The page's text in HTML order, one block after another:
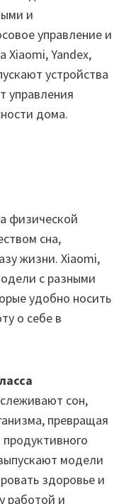
и
управление и
Xiaomi, Yandex,
устройства
управления
дома.
физической
сна,
жизни. Xiaomi,
с разными
удобно носить
о себе в
сон,
превращая
модели
здоровье и
работой и